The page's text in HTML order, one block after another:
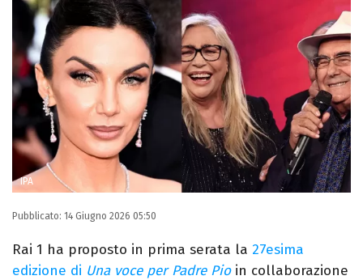
Giornalista e content creator. Racconto
cultura pop e spettacolo tra articoli e
video, con uno stile diretto e autoriale.
IPA
Pubblicato: 14 Giugno 2026 05:50
Rai 1 ha proposto in prima serata la 27esima
edizione di Una voce per Padre Pioin collaborazione